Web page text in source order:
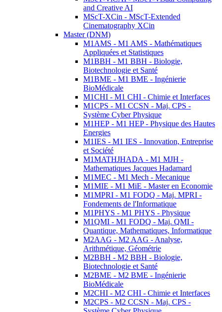
and Creative AI
MScT-XCin - MScT-Extended
Cinematography XCin
Master (DNM)
M1AMS - M1 AMS - Mathématiques
Appliquées et Statistiques
M1BBH - M1 BBH - Biologie,
Biotechnologie et Santé
M1BME - M1 BME - Ingénierie
BioMédicale
M1CHI - M1 CHI - Chimie et Interfaces
M1CPS - M1 CCSN - Maj. CPS -
Système Cyber Physique
M1HEP - M1 HEP - Physique des Hautes
Energies
M1IES - M1 IES - Innovation, Entreprise
et Société
M1MATHJHADA - M1 MJH -
Mathematiques Jacques Hadamard
M1MEC - M1 Mech - Mecanique
M1MIE - M1 MiE - Master en Economie
M1MPRI - M1 FODQ - Maj. MPRI -
Fondements de l'Informatique
M1PHYS - M1 PHYS - Physique
M1QMI - M1 FODQ - Maj. QMI -
Quantique, Mathematiques, Informatique
M2AAG - M2 AAG - Analyse,
Arithmétique, Géométrie
M2BBH - M2 BBH - Biologie,
Biotechnologie et Santé
M2BME - M2 BME - Ingénierie
BioMédicale
M2CHI - M2 CHI - Chimie et Interfaces
M2CPS - M2 CCSN - Maj. CPS -